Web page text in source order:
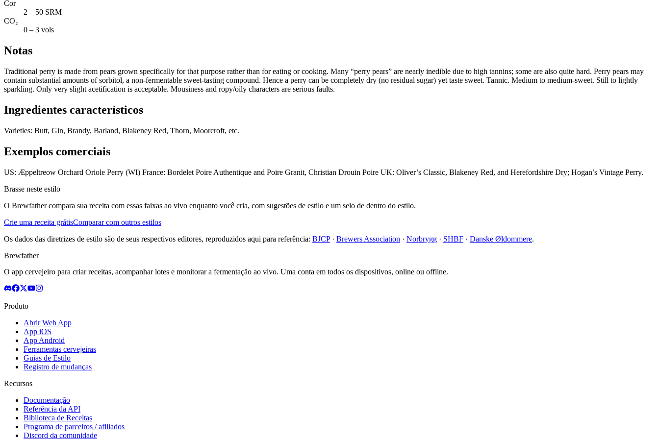
Cor
2 – 50 SRM
CO₂
0 – 3 vols
Notas
Traditional perry is made from pears grown specifically for that purpose rather than for eating or cooking. Many “perry pears” are nearly inedible due to high tannins; some are also quite hard. Perry pears may
contain substantial amounts of sorbitol, a non-fermentable sweet-tasting compound. Hence a perry can be completely dry (no residual sugar) yet taste sweet. Tannic. Medium to medium-sweet. Still to lightly
sparkling. Only very slight acetification is acceptable. Mousiness and ropy/oily characters are serious faults.
Ingredientes característicos
Varieties: Butt, Gin, Brandy, Barland, Blakeney Red, Thorn, Moorcroft, etc.
Exemplos comerciais
US: Æppeltreow Orchard Oriole Perry (WI) France: Bordelet Poire Authentique and Poire Granit, Christian Drouin Poire UK: Oliver’s Classic, Blakeney Red, and Herefordshire Dry; Hogan’s Vintage Perry.
Brasse neste estilo
O Brewfather compara sua receita com essas faixas ao vivo enquanto você cria, com sugestões de estilo e um selo de dentro do estilo.
Crie uma receita grátisComparar com outros estilos
Os dados das diretrizes de estilo são de seus respectivos editores, reproduzidos aqui para referência: BJCP· Brewers Association · Norbrygg · SHBF · Danske Øldommere.
Brewfather
O app cervejeiro para criar receitas, acompanhar lotes e monitorar a fermentação ao vivo. Uma conta em todos os dispositivos, online ou offline.
Produto
Abrir Web App
App iOS
App Android
Ferramentas cervejeiras
Guias de Estilo
Registro de mudanças
Recursos
Documentação
Referência da API
Biblioteca de Receitas
Programa de parceiros / afiliados
Discord da comunidade